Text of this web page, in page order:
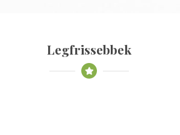
Legfrissebbek